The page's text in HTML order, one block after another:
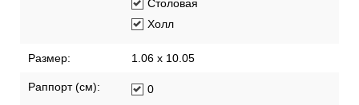
Столовая
Холл
Размер: 1.06 x 10.05
Раппорт (см): 0